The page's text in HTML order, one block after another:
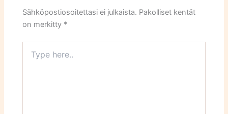
Sähköpostiosoitettasi ei julkaista. Pakolliset kentät
on merkitty *
here..